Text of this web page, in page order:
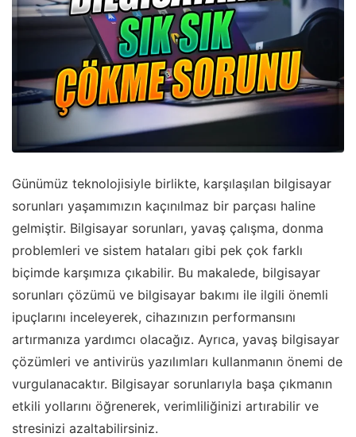
Günümüz teknolojisiyle birlikte, karşılaşılan bilgisayar
sorunları yaşamımızın kaçınılmaz bir parçası haline
gelmiştir. Bilgisayar sorunları, yavaş çalışma, donma
problemleri ve sistem hataları gibi pek çok farklı
biçimde karşımıza çıkabilir. Bu makalede, bilgisayar
sorunları çözümü ve bilgisayar bakımı ile ilgili önemli
ipuçlarını inceleyerek, cihazınızın performansını
artırmanıza yardımcı olacağız. Ayrıca, yavaş bilgisayar
çözümleri ve antivirüs yazılımları kullanmanın önemi de
vurgulanacaktır. Bilgisayar sorunlarıyla başa çıkmanın
etkili yollarını öğrenerek, verimliliğinizi artırabilir ve
stresinizi azaltabilirsiniz.